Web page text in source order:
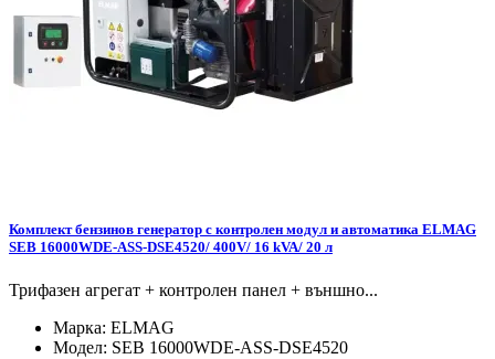
Комплект бензинов генератор с контролен модул и автоматика ELMAG
SEB 16000WDE-ASS-DSE4520/ 400V/ 16 kVA/ 20 л
Трифазен агрегат + контролен панел + външно...
Марка: ELMAG
Модел: SEB 16000WDE-ASS-DSE4520